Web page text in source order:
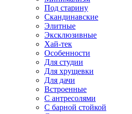
Под старину
Скандинавские
Элитные
Эксклюзивные
Хай-тек
Особенности
Для студии
Для хрущевки
Для дачи
Встроенные
С антресолями
С барной стойкой